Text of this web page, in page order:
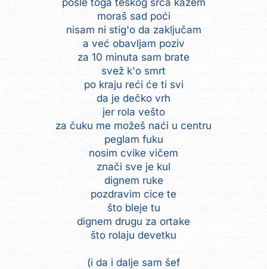
moraš sad poći
nisam ni stig'o da zaključam
a već obavljam poziv
za 10 minuta sam brate
svež k'o smrt
po kraju reći će ti svi
da je dečko vrh
jer rola vešto
za čuku me možeš naći u centru
peglam fuku
nosim cvike vičem
znači sve je kul
dignem ruke
pozdravim cice te
što bleje tu
dignem drugu za ortake
što rolaju devetku
(i da i dalje sam šef